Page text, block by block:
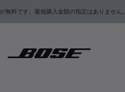
無料です。最低購入金額の指定はありません。